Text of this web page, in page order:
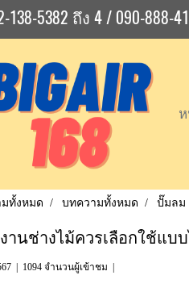
138-5382 ถึง 4 / 090-888-
ทั้งหมด บทความทั้งหมด ปั๊มลม
านช่างไม้ควรเลือกใช้แบ
1094 จำนวนผู้เข้าชม